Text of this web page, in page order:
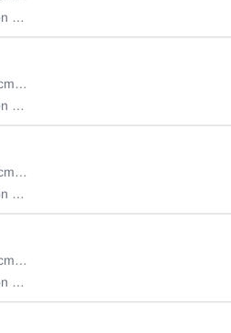
Benzin und Dieselkraftstoff, Öl, Ozon und Witterungseinflüsse
Betriebsdruck bis zu 1 MPa (10 kg/cm2) (Rolle à 15m)
Benzin und Dieselkraftstoff, Öl, Ozon und Witterungseinflüsse
Betriebsdruck bis zu 1 MPa (10 kg/cm2) (Rolle à 15m)
Benzin und Dieselkraftstoff, Öl, Ozon und Witterungseinflüsse
Betriebsdruck bis zu 1 MPa (10 kg/cm2) (Rolle à 15m)
Benzin und Dieselkraftstoff, Öl, Ozon und Witterungseinflüsse